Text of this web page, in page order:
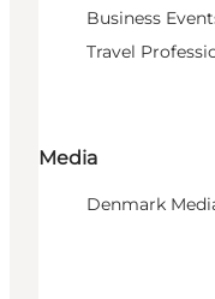
Business
Travel
Media
Denmark